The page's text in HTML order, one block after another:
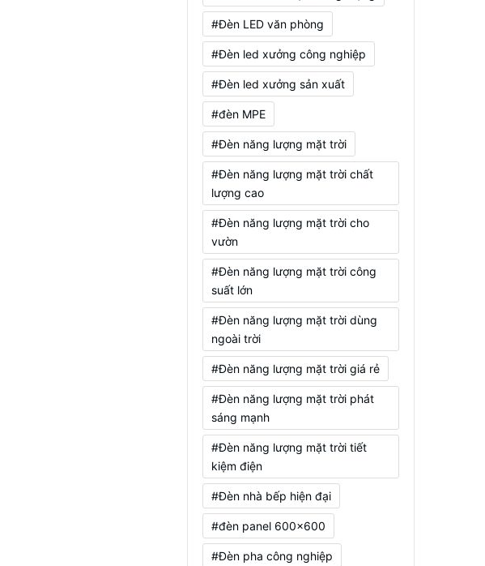
#Đèn LED văn phòng
#Đèn led xưởng công nghiệp
#Đèn led xưởng sản xuất
#đèn MPE
#Đèn năng lượng mặt trời
#Đèn năng lượng mặt trời chất
lượng cao
#Đèn năng lượng mặt trời cho
vườn
#Đèn năng lượng mặt trời công
suất lớn
#Đèn năng lượng mặt trời dùng
ngoài trời
#Đèn năng lượng mặt trời giá rẻ
#Đèn năng lượng mặt trời phát
sáng mạnh
#Đèn năng lượng mặt trời tiết
kiệm điện
#Đèn nhà bếp hiện đại
#đèn panel 600x600
#Đèn pha công nghiệp